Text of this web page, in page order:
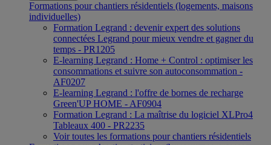
Formations pour chantiers résidentiels (logements, maisons
individuelles)
Formation Legrand : devenir expert des solutions
connectées Legrand pour mieux vendre et gagner du
temps - PR1205
E-learning Legrand : Home + Control : optimiser les
consommations et suivre son autoconsommation -
AF0207
E-learning Legrand : l'offre de bornes de recharge
Green'UP HOME - AF0904
Formation Legrand : La maîtrise du logiciel XLPro4
Tableaux 400 - PR2235
Voir toutes les formations pour chantiers résidentiels